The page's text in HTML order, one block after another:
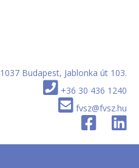
1037 Budapest, Jablonka út 103.
+36 30 436 1240
fvsz@fvsz.hu